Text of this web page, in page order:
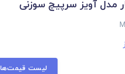
مدل آویز سرپیچ سوزنی
لیست قیمت‌ها